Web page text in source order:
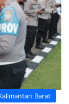
Barat